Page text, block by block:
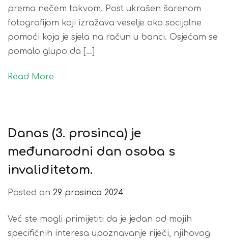
prema nečem takvom. Post ukrašen šarenom
fotografijom koji izražava veselje oko socijalne
pomoći koja je sjela na račun u banci. Osjećam se
pomalo glupo da […]
Read More
Danas (3. prosinca) je
međunarodni dan osoba s
invaliditetom.
Posted on 29 prosinca 2024
Već ste mogli primijetiti da je jedan od mojih
specifičnih interesa upoznavanje riječi, njihovog